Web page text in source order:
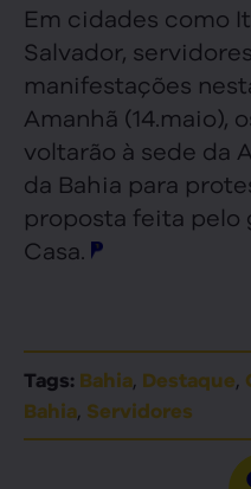
Em cidades como
Salvador,
manifestações
Amanhã (14.maio),
voltarão à sede da
da Bahia para
proposta feita pelo
Casa.
Tags: Bahia, Destaque,
Bahia, Servidores